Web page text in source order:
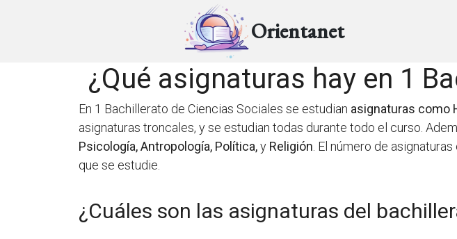
Orientanet
¿Qué asignaturas hay en 1
En 1 Bachillerato de Ciencias Sociales se estudian asignaturas como
asignaturas troncales, y se estudian todas durante todo el curso.
Psicología, Antropología, Política,y Religión . El número de
que se estudie.
¿Cuáles son las asignaturas del